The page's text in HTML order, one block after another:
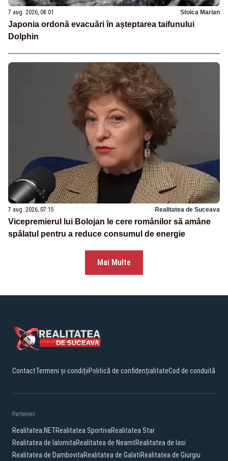
7 aug. 2026, 08:01 Stoica Marian
Japonia ordonă evacuări în așteptarea taifunului
Dolphin
7 aug. 2026, 07:15 Realitatea de Suceava
Vicepremierul lui Bolojan le cere românilor să amâne
spălatul pentru a reduce consumul de energie
Mai Multe
ContactTermeni și condițiiPolitică de confidențialitateCod de conduită
Parteneri:
Realitatea.NETRealitatea SportivaRealitatea Star
Realitatea de IalomitaRealitatea de NeamtRealitatea de Iasi
Realitatea de DambovitaRealitatea de GalatiRealitatea de Giurgiu